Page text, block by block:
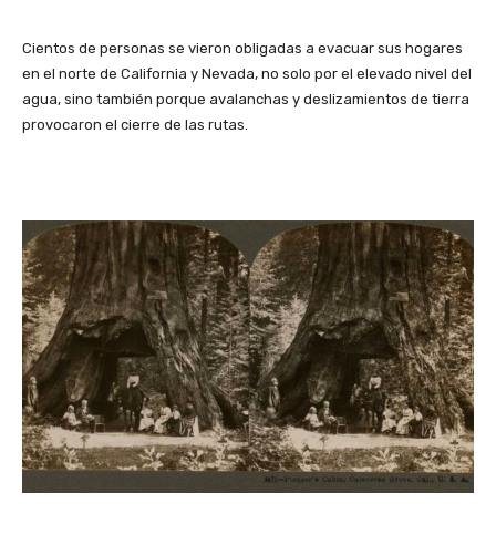
Cientos de personas se vieron obligadas a evacuar sus hogares
en el norte de California y Nevada, no solo por el elevado nivel del
agua, sino también porque avalanchas y deslizamientos de tierra
provocaron el cierre de las rutas.